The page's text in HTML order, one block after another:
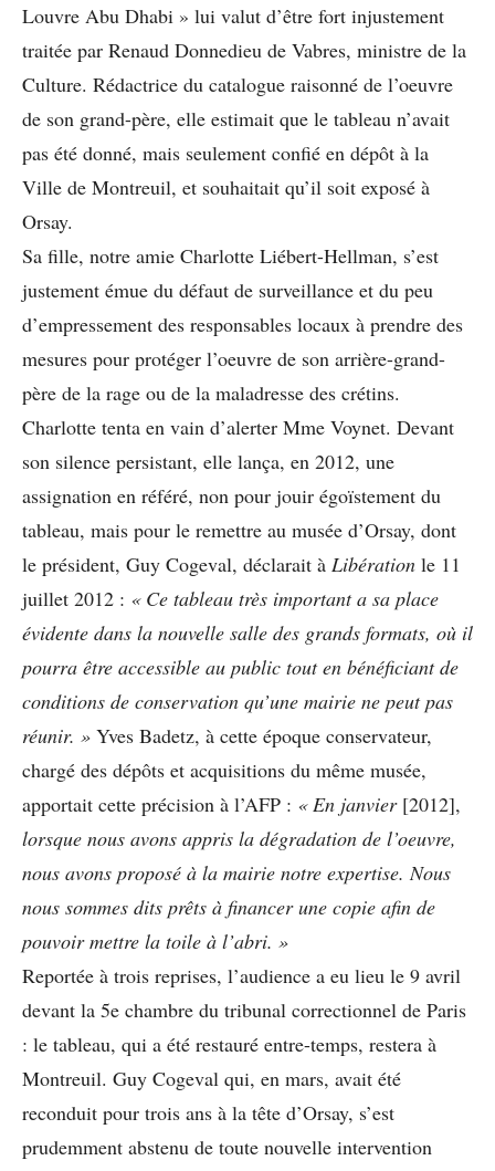
Louvre Abu Dhabi » lui valut d’être fort injustement
traitée par Renaud Donnedieu de Vabres, ministre de la
Culture. Rédactrice du catalogue raisonné de l’oeuvre
de son grand-père, elle estimait que le tableau n’avait
pas été donné, mais seulement confié en dépôt à la
Ville de Montreuil, et souhaitait qu’il soit exposé à
Orsay.
Sa fille, notre amie Charlotte Liébert-Hellman, s’est
justement émue du défaut de surveillance et du peu
d’empressement des responsables locaux à prendre des
mesures pour protéger l’oeuvre de son arrière-grand-
père de la rage ou de la maladresse des crétins.
Charlotte tenta en vain d’alerter Mme Voynet. Devant
son silence persistant, elle lança, en 2012, une
assignation en référé, non pour jouir égoïstement du
tableau, mais pour le remettre au musée d’Orsay, dont
le président, Guy Cogeval, déclarait à Libération le 11
juillet 2012 : « Ce tableau très important a sa place
évidente dans la nouvelle salle des grands formats, où il
pourra être accessible au public tout en bénéficiant de
conditions de conservation qu’une mairie ne peut pas
réunir. » Yves Badetz, à cette époque conservateur,
chargé des dépôts et acquisitions du même musée,
apportait cette précision à l’AFP : « En janvier [2012],
lorsque nous avons appris la dégradation de l’oeuvre,
nous avons proposé à la mairie notre expertise. Nous
nous sommes dits prêts à financer une copie afin de
pouvoir mettre la toile à l’abri. »
Reportée à trois reprises, l’audience a eu lieu le 9 avril
devant la 5e chambre du tribunal correctionnel de Paris
: le tableau, qui a été restauré entre-temps, restera à
Montreuil. Guy Cogeval qui, en mars, avait été
reconduit pour trois ans à la tête d’Orsay, s’est
prudemment abstenu de toute nouvelle intervention